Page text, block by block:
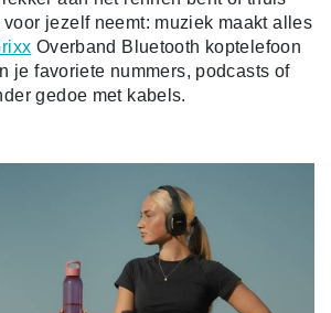
jezelf neemt: muziek maakt alles
Overband Bluetooth koptelefoon
je favoriete nummers, podcasts of
gedoe met kabels.